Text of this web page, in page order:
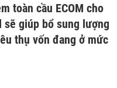
toàn cầu ECOM cho
sẽ giúp bổ sung lượng
thụ vốn đang ở mức